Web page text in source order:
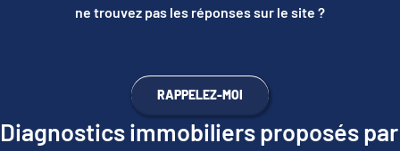
ne trouvez pas les réponses sur le site ?
RAPPELEZ-MOI
Diagnostics immobiliers proposés par